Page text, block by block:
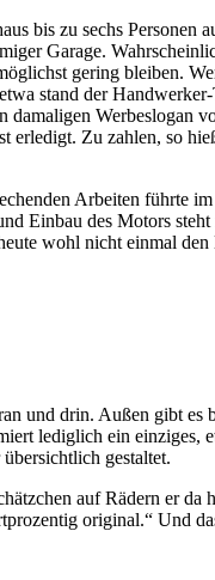
bis zu sechs
Garage.
gering bleiben.
stand der
damaligen Werbeslogan
erledigt. Zu zahlen, so
Arbeiten führte
Einbau des Motors
wohl nicht einmal
und drin. Außen gibt es
lediglich ein einziges,
gestaltet.
auf Rädern er
original.“ Und